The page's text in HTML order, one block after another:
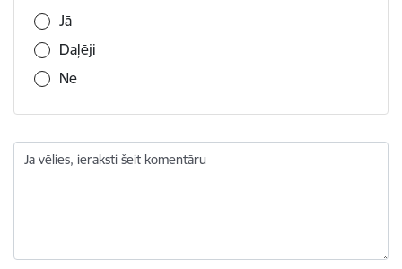
Jā
Daļēji
Nē
Ja vēlies, ieraksti šeit komentāru